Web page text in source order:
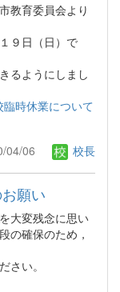
教育委員会より
９日（日）で
るようにしまし
時休業について
04/06 校長
願い
大変残念に思い
の確保のため，
い。